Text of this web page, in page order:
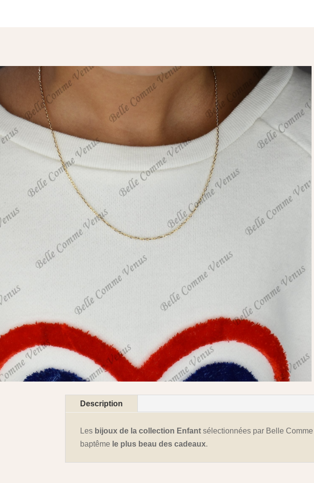
Description
Les bijoux de la collection Enfant sélectionnées par Belle
baptême le plus beau des cadeaux.